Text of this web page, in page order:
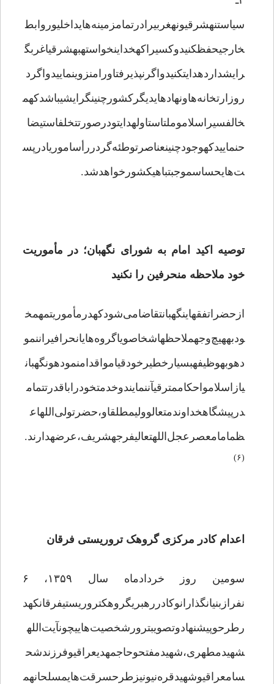
سیاستنهشرقیونهغربیرادرتمامزمینه‌هایداخلیوروابط
خارجیحفظکنیدوکسیراکهخداینخواستهبهشرقیاغربگ
رایشداردهدایتکنیدواگرنپذیرفتاورامنزوینماییدواگرد
روزارتخانه‌هاونهادهایدیگرکشورچنینگرایشیباشدکهم
خالفسیراسلاموملتاستاولهدایتودرصورتتخلفاستیضا
حنماییدکهوجودچنینعناصرتوطئه‌گردررأساموریادرپس
ت‌هایحساسموجبتباهیکشورخواهدشد.
توصیه اکید امام به شورای نگهبان؛ در مأموریت
خود ملاحظه منحرفین را نکنید
ازحضراتفقهاینگهبانتقاضامی‌شودکهدرمأموریتمهمخ
ودبههیچ‌وجهملاحظهاشخاصویاگروه‌هایانحرافیراننمو
دهوبهوظیفهبسیارخطیرخودقیامواقدامنمودهونگهبان
یازاسلامواحکاممترقیآننمایندوخدمتخودراباقدرتتمام
درپیشگاهخداوندمتعالوولیمطلقاو،حضرتولی‌اللهاع
ظمامامعصرعجل‌اللهتعالیفرجهشریف،عرضهدارند.
(۶)
اعدام کادر مرکزی گروهک تروریستی فرقان
سومین روز خردادماه سال ۱۳۵۹، ۶
نفرازبنیانگذارانوکادررهبریگروهکتروریستیفرقانکهد
رطرحوپیشنهادوتصویبترورشخصیت‌هاییچونآیت‌الله
شهیدمطهری،شهیدمفتحوحاجمهدیعراقیوفرزندشح
سامعراقیوشهیدقره‌نیونیزطرحسرقت‌هایمسلحانهم